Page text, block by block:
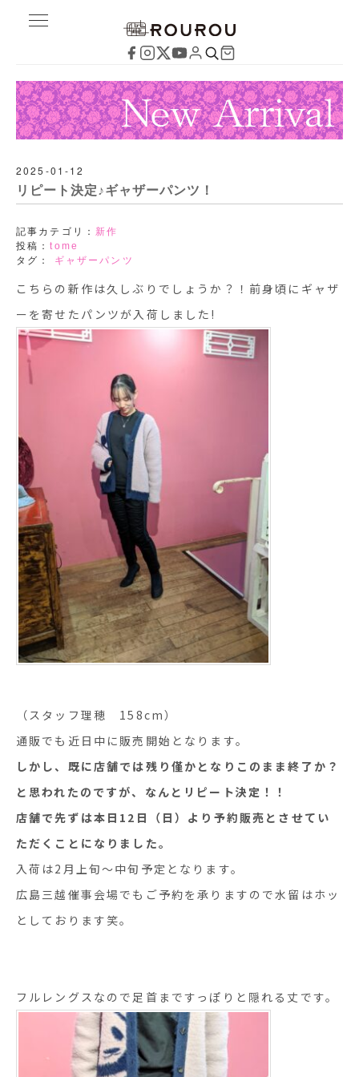
2025-01-12
リピート決定♪ギャザーパンツ！
記事カテゴリ： 新作
投稿：tome
タグ： ギャザーパンツ
こちらの新作は久しぶりでしょうか？！前身頃にギャザ
ーを寄せたパンツが入荷しました!
（スタッフ理穂 158cm）
通販でも近日中に販売開始となります。
しかし、既に店舗では残り僅かとなりこのまま終了か？
と思われたのですが、なんとリピート決定！！
店舗で先ずは本日12日（日）より予約販売とさせてい
ただくことになりました。
入荷は2月上旬〜中旬予定となります。
広島三越催事会場でもご予約を承りますので水留はホッ
としております笑。
フルレングスなので足首まですっぽりと隠れる丈です。